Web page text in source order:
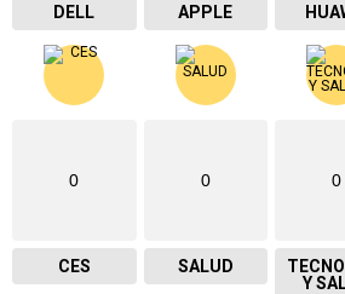
DELL APPLE
0
CES
0
SALUD
0
Y